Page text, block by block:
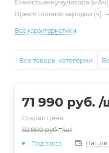
Емкость аккумулятора (мАч)
Время полной зарядки (ч)
Все характеристики
Все товары категории
71 990 руб. /
Старая цена
82 800руб. /шт
Под заказ Нашли